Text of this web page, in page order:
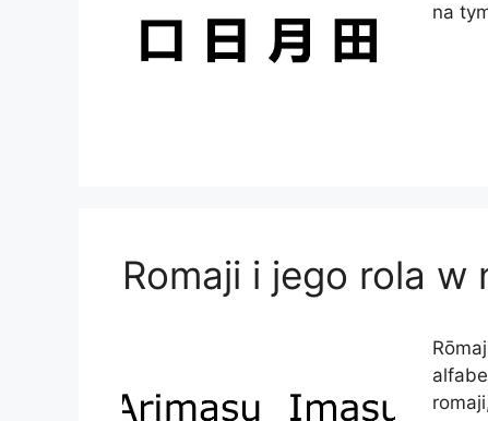
na
Romaji i jego rola w